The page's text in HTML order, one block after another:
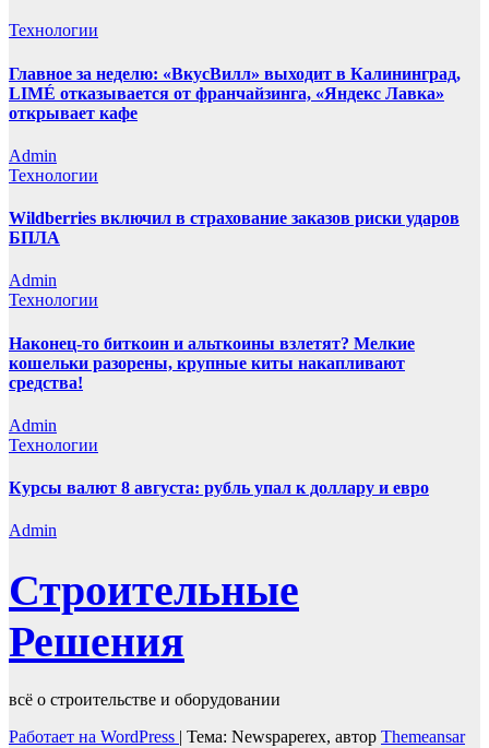
Технологии
Главное за неделю: «ВкусВилл» выходит в Калининград,
LIMÉ отказывается от франчайзинга, «Яндекс Лавка»
открывает кафе
Admin
Технологии
Wildberries включил в страхование заказов риски ударов
БПЛА
Admin
Технологии
Наконец-то биткоин и альткоины взлетят? Мелкие
кошельки разорены, крупные киты накапливают
средства!
Admin
Технологии
Курсы валют 8 августа: рубль упал к доллару и евро
Admin
Строительные
Решения
всё о строительстве и оборудовании
Работает на WordPress | Тема: Newspaperex, автор Themeansar